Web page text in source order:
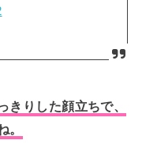
きりした顔立ちで、
。